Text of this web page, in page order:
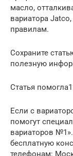
масло,
вариатора
правилам.
Сохраните
полезную
Статья
Если c
помогут
вариаторов
бесплатную
телефонам: